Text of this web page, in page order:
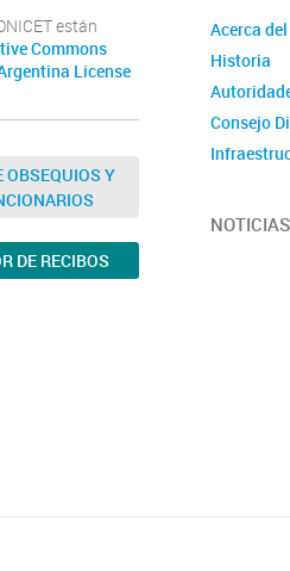
están
Commons
License
OBSEQUIOS Y
DE RECIBOS
Acerca
Historia
Consejo
NOTICIAS